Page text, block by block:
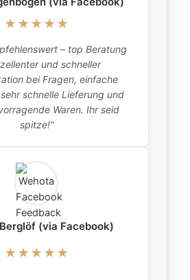
★★★★★
– top Beratung
und schneller
bei Fragen, einfache
schnelle Lieferung und
Waren. Ihr seid
spitze!“
(via Facebook)
★★★★★